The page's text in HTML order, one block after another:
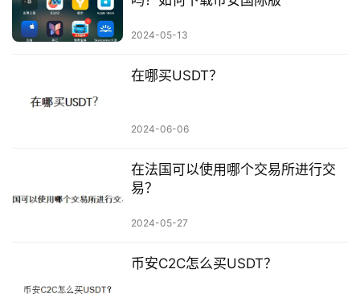
2024-05-13
在哪买USDT？
2024-06-06
在法国可以使用哪个交易所进行交
易？
2024-05-27
币安C2C怎么买USDT？